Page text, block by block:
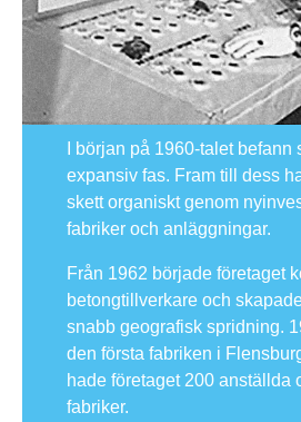
I början på 1960-talet befann
expansiv fas. Fram till dess
skett organiskt genom
fabriker och anläggningar.
Från 1962 började företaget
betongtillverkare och
snabb geografisk spridning.
den första fabriken i
hade företaget 200 anställda
fabriker.